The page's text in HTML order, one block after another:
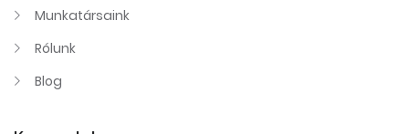
Munkatársaink
Rólunk
Blog